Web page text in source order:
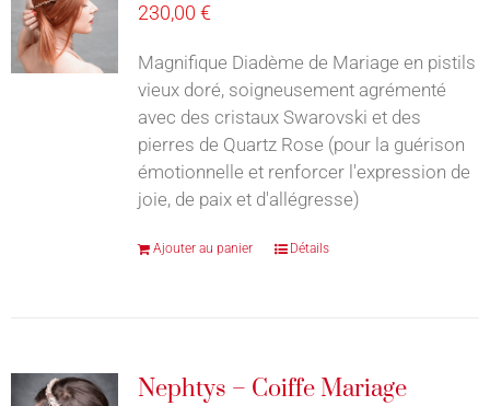
230,00 €
Magnifique Diadème de Mariage en pistils
vieux doré, soigneusement agrémenté
avec des cristaux Swarovski et des
pierres de Quartz Rose (pour la guérison
émotionnelle et renforcer l'expression de
joie, de paix et d'allégresse)
Ajouter au panier Détails
Nephtys – Coiffe Mariage